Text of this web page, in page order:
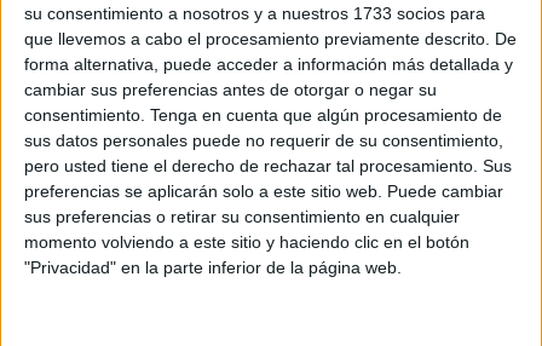
su consentimiento a nosotros y a nuestros 1733 socios para
que llevemos a cabo el procesamiento previamente descrito. De
forma alternativa, puede acceder a información más detallada y
cambiar sus preferencias antes de otorgar o negar su
consentimiento. Tenga en cuenta que algún procesamiento de
sus datos personales puede no requerir de su consentimiento,
pero usted tiene el derecho de rechazar tal procesamiento. Sus
preferencias se aplicarán solo a este sitio web. Puede cambiar
sus preferencias o retirar su consentimiento en cualquier
momento volviendo a este sitio y haciendo clic en el botón
"Privacidad" en la parte inferior de la página web.
El PSOE de Ceuta: "No podemos permitir
que ninguna mujer o niña se sienta
desprotegida"
HACE 29 MINUTOS
Al menos 6 colegios de Ceuta sufren
entradas y daños a casi un mes del inicio
del curso
HACE 1 HORA